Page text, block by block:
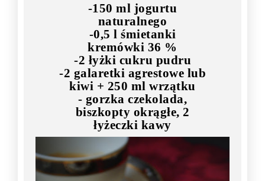
-150 ml jogurtu
naturalnego
-0,5 l śmietanki
kremówki 36 %
-2 łyżki cukru pudru
-2 galaretki agrestowe lub
kiwi + 250 ml wrzątku
- gorzka czekolada,
biszkopty okrągłe, 2
łyżeczki kawy